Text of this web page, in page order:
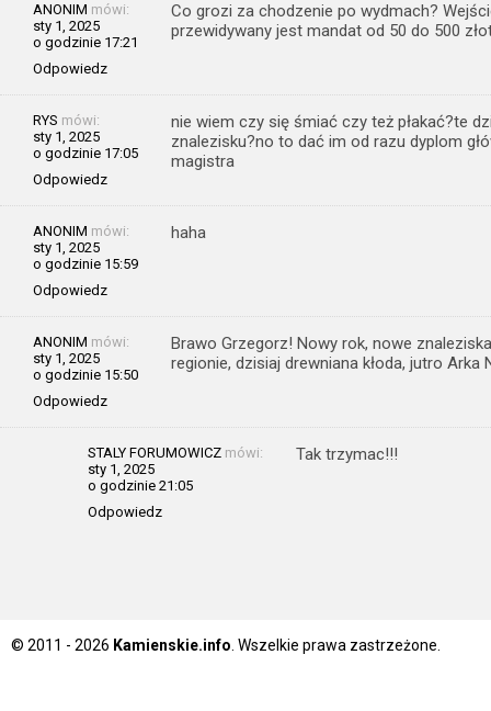
ANONIM mówi:
sty 1, 2025
o godzinie 17:21
Odpowiedz
Co grozi za chodzenie po wydmach?
przewidywany jest mandat od 50 do 500
RYS mówi:
sty 1, 2025
o godzinie 17:05
Odpowiedz
nie wiem czy się śmiać czy też płakać?te
znalezisku?no to dać im od razu dyplom
magistra
ANONIM mówi:
sty 1, 2025
o godzinie 15:59
Odpowiedz
haha
ANONIM mówi:
sty 1, 2025
o godzinie 15:50
Odpowiedz
Brawo Grzegorz! Nowy rok, nowe
regionie, dzisiaj drewniana kłoda, jutro Arka
STALY FORUMOWICZ mówi:
sty 1, 2025
o godzinie 21:05
Odpowiedz
Tak trzymac!!!
© 2011 - 2026 Kamienskie.info. Wszelkie prawa zastrzeżone.